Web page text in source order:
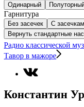
Одинарный
Гарнитура
Без засечек
С
Вернуть стандартные
Радио классической
Тавор в мажоре
Константин